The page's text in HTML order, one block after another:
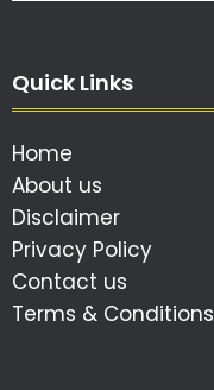
Quick Links
Home
About us
Disclaimer
Privacy Policy
Contact us
Terms & Conditions